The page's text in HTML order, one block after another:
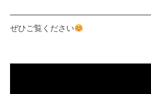
ぜひご覧ください